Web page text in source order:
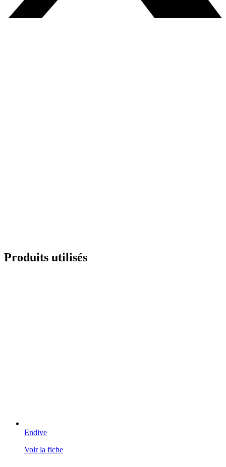
Produits utilisés
Endive
Voir la fiche